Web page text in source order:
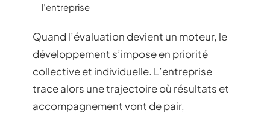
l’entreprise
Quand l’évaluation devient un moteur, le
développement s’impose en priorité
collective et individuelle. L’entreprise
trace alors une trajectoire où résultats et
accompagnement vont de pair,